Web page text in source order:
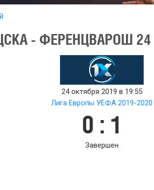
- ФЕРЕНЦВАРОШ 24
24 октября 2019 в 19:55
Лига Европы УЕФА 2019-2020
0 : 1
Завершен